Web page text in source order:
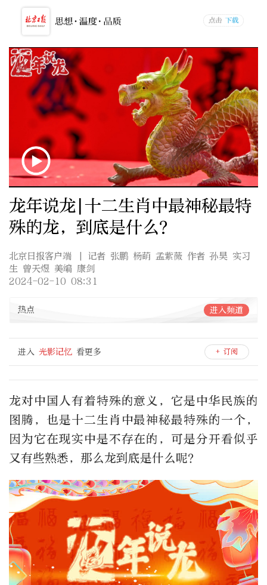
龙年说龙|十二生肖中最神秘最特
殊的龙，到底是什么？
北京日报客户端
| 记者 张鹏 杨萌 孟紫薇 作者 孙昊 实习
生 曾天煜 美编 康剑
2024-02-10 08:31
热点 进入频道
进入 光影记忆 看更多 + 订阅
龙对中国人有着特殊的意义，它是中华民族的
图腾，也是十二生肖中最神秘最特殊的一个，
因为它在现实中是不存在的，可是分开看似乎
又有些熟悉，那么龙到底是什么呢？